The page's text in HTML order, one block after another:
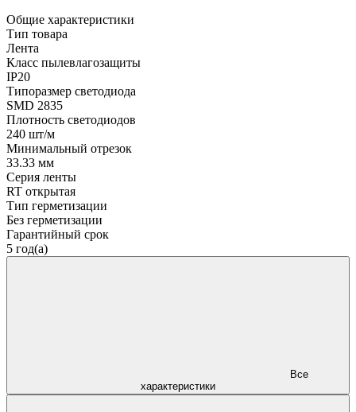
Общие характеристики
Тип товара
Лента
Класс пылевлагозащиты
IP20
Типоразмер светодиода
SMD 2835
Плотность светодиодов
240 шт/м
Минимальный отрезок
33.33 мм
Серия ленты
RT открытая
Тип герметизации
Без герметизации
Гарантийный срок
5 год(а)
характеристики